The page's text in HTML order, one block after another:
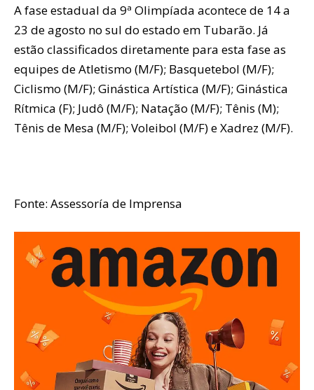
A fase estadual da 9ª Olimpíada acontece de 14 a
23 de agosto no sul do estado em Tubarão. Já
estão classificados diretamente para esta fase as
equipes de Atletismo (M/F); Basquetebol (M/F);
Ciclismo (M/F); Ginástica Artística (M/F); Ginástica
Rítmica (F); Judô (M/F); Natação (M/F); Tênis (M);
Tênis de Mesa (M/F); Voleibol (M/F) e Xadrez (M/F).
Fonte: Assessoría de Imprensa